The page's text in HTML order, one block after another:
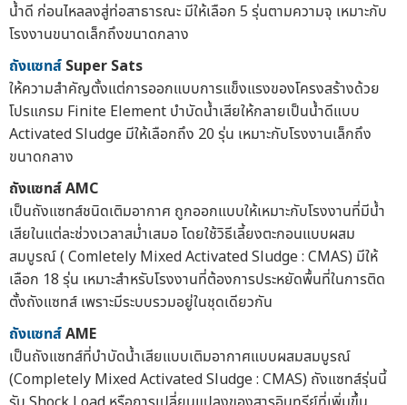
น้ำดี ก่อนไหลลงสู่ท่อสาธารณะ มีให้เลือก 5 รุ่นตามความจุ เหมาะกับ
โรงงานขนาดเล็กถึงขนาดกลาง
ถังแซทส์ Super Sats
ให้ความสำคัญตั้งแต่การออกแบบการแข็งแรงของโครงสร้างด้วย
โปรแกรม Finite Element บำบัดน้ำเสียให้กลายเป็นน้ำดีแบบ
Activated Sludge มีให้เลือกถึง 20 รุ่น เหมาะกับโรงงานเล็กถึง
ขนาดกลาง
ถังแซทส์ AMC
เป็นถังแซทส์ชนิดเติมอากาศ ถูกออกแบบให้เหมาะกับโรงงานที่มีน้ำ
เสียในแต่ละช่วงเวลาสม่ำเสมอ โดยใช้วิธีเลี้ยงตะกอนแบบผสม
สมบูรณ์ ( Comletely Mixed Activated Sludge : CMAS) มีให้
เลือก 18 รุ่น เหมาะสำหรับโรงงานที่ต้องการประหยัดพื้นที่ในการติด
ตั้งถังแซทส์ เพราะมีระบบรวมอยู่ในชุดเดียวกัน
ถังแซทส์AME
เป็นถังแซทส์ที่บำบัดน้ำเสียแบบเติมอากาศแบบผสมสมบูรณ์
(Completely Mixed Activated Sludge : CMAS) ถังแซทส์รุ่นนี้